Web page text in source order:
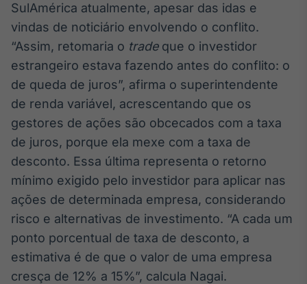
noticiosos
Soluções de
Tecnologia
Broadcast
Radar
Monitoramento
inteligente de
notícias e
Broadcast
Fundos
A melhor
plataforma para
analisar fundos
de investimento
IA
SulAmérica atualmente, apesar das idas e
vindas de noticiário envolvendo o conflito.
“Assim, retomaria o tradeque o investidor
estrangeiro estava fazendo antes do conflito: o
de queda de juros”, afirma o superintendente
de renda variável, acrescentando que os
gestores de ações são obcecados com a taxa
de juros, porque ela mexe com a taxa de
desconto. Essa última representa o retorno
mínimo exigido pelo investidor para aplicar nas
ações de determinada empresa, considerando
risco e alternativas de investimento. “A cada um
ponto porcentual de taxa de desconto, a
estimativa é de que o valor de uma empresa
cresça de 12% a 15%”, calcula Nagai.